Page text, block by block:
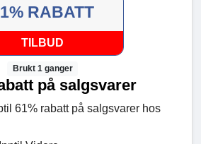
RABATT
TILBUD
Brukt 1 ganger
på salgsvarer
61% rabatt på salgsvarer hos